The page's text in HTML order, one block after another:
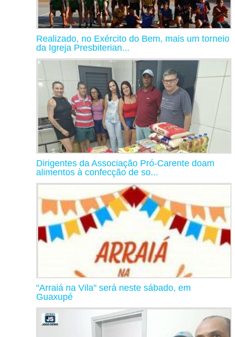
Realizado, no Exército do Bem, mais um torneio
da Igreja Presbiterian...
Dirigentes da Associação Pró-Carente doam
alimentos à confecção de so...
"Arraiá na Vila" será neste sábado, em
Guaxupé